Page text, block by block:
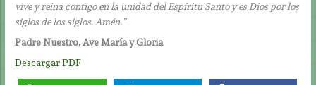
vive y reina contigo en la unidad del Espíritu Santo y es Dios por los
siglos de los siglos. Amén.”
Padre Nuestro, Ave María y Gloria
Descargar PDF